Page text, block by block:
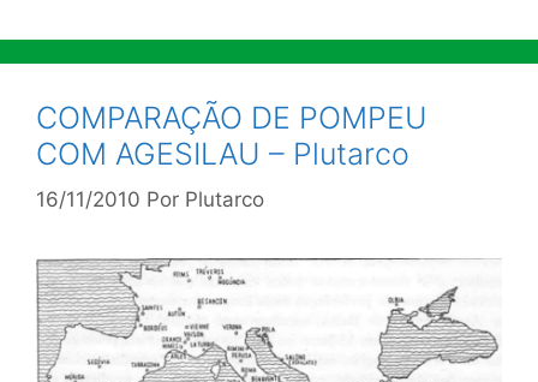
COMPARAÇÃO DE POMPEU
COM AGESILAU – Plutarco
16/11/2010 Por Plutarco